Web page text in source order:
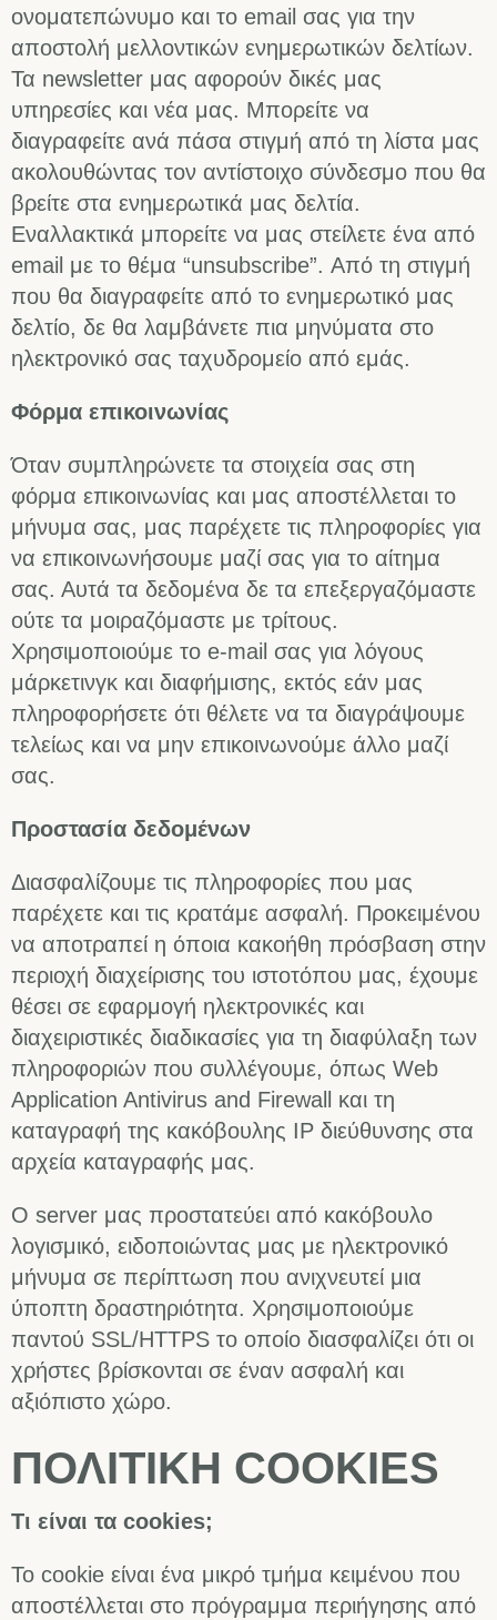
ονοματεπώνυμο και το email σας για την
αποστολή μελλοντικών ενημερωτικών δελτίων.
Τα newsletter μας αφορούν δικές μας
υπηρεσίες και νέα μας. Μπορείτε να
διαγραφείτε ανά πάσα στιγμή από τη λίστα μας
ακολουθώντας τον αντίστοιχο σύνδεσμο που θα
βρείτε στα ενημερωτικά μας δελτία.
Εναλλακτικά μπορείτε να μας στείλετε ένα από
email με το θέμα “unsubscribe”. Από τη στιγμή
που θα διαγραφείτε από το ενημερωτικό μας
δελτίο, δε θα λαμβάνετε πια μηνύματα στο
ηλεκτρονικό σας ταχυδρομείο από εμάς.
Φόρμα επικοινωνίας
Όταν συμπληρώνετε τα στοιχεία σας στη
φόρμα επικοινωνίας και μας αποστέλλεται το
μήνυμα σας, μας παρέχετε τις πληροφορίες για
να επικοινωνήσουμε μαζί σας για το αίτημα
σας. Αυτά τα δεδομένα δε τα επεξεργαζόμαστε
ούτε τα μοιραζόμαστε με τρίτους.
Χρησιμοποιούμε το e-mail σας για λόγους
μάρκετινγκ και διαφήμισης, εκτός εάν μας
πληροφορήσετε ότι θέλετε να τα διαγράψουμε
τελείως και να μην επικοινωνούμε άλλο μαζί
σας.
Προστασία δεδομένων
Διασφαλίζουμε τις πληροφορίες που μας
παρέχετε και τις κρατάμε ασφαλή. Προκειμένου
να αποτραπεί η όποια κακοήθη πρόσβαση στην
περιοχή διαχείρισης του ιστοτόπου μας, έχουμε
θέσει σε εφαρμογή ηλεκτρονικές και
διαχειριστικές διαδικασίες για τη διαφύλαξη των
πληροφοριών που συλλέγουμε, όπως Web
Application Antivirus and Firewall και τη
καταγραφή της κακόβουλης IP διεύθυνσης στα
αρχεία καταγραφής μας.
Ο server μας προστατεύει από κακόβουλο
λογισμικό, ειδοποιώντας μας με ηλεκτρονικό
μήνυμα σε περίπτωση που ανιχνευτεί μια
ύποπτη δραστηριότητα. Χρησιμοποιούμε
παντού SSL/HTTPS το οποίο διασφαλίζει ότι οι
χρήστες βρίσκονται σε έναν ασφαλή και
αξιόπιστο χώρο.
ΠΟΛΙΤΙΚΗ COOKIES
Τι είναι τα cookies;
Το cookie είναι ένα μικρό τμήμα κειμένου που
αποστέλλεται στο πρόγραμμα περιήγησης από